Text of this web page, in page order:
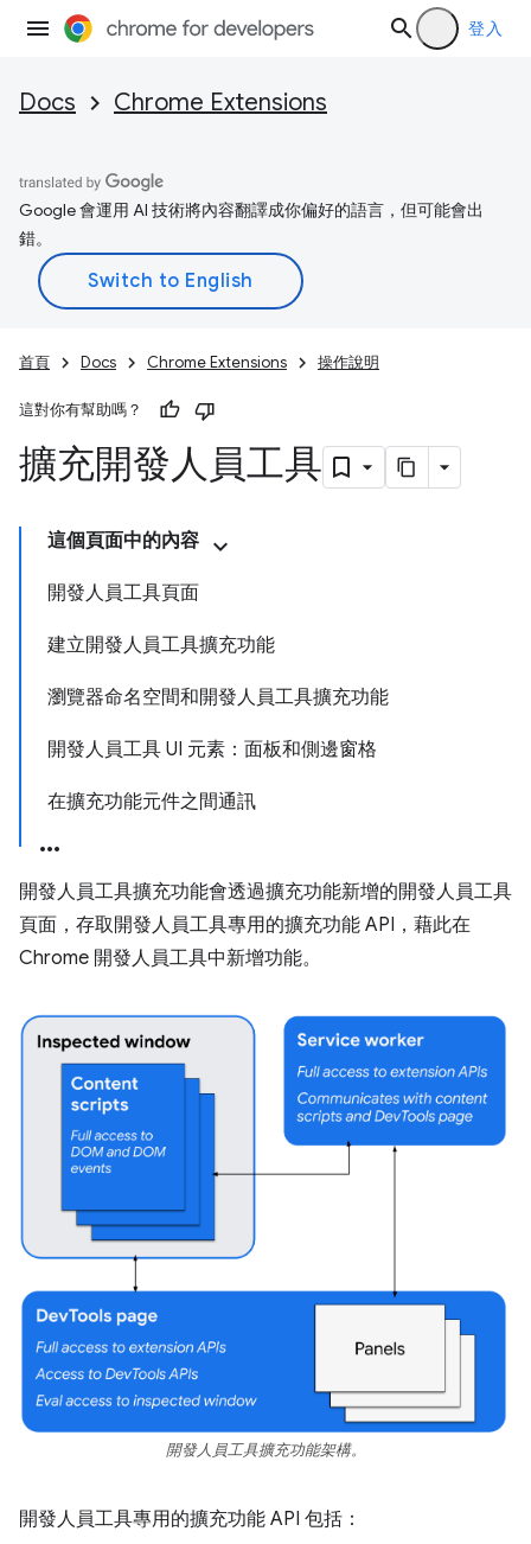
登入
Docs Chrome Extensions
Google 會運用 AI 技術將內容翻譯成你偏好的語言，但可能會出
錯。
首頁 Docs Chrome Extensions 操作說明
這對你有幫助嗎？
擴充開發人員工具
這個頁面中的內容
開發人員工具頁面
建立開發人員工具擴充功能
瀏覽器命名空間和開發人員工具擴充功能
開發人員工具 UI 元素：面板和側邊窗格
在擴充功能元件之間通訊
開發人員工具擴充功能會透過擴充功能新增的開發人員工具
頁面，存取開發人員工具專用的擴充功能 API，藉此在
Chrome 開發人員工具中新增功能。
開發人員工具擴充功能架構。
開發人員工具專用的擴充功能 API 包括：